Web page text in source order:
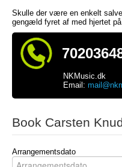
Skulle der være en enkelt
gengæld fyret af med hjertet på
NKMusic.dk
Email:
Book Carsten
Arrangementsdato